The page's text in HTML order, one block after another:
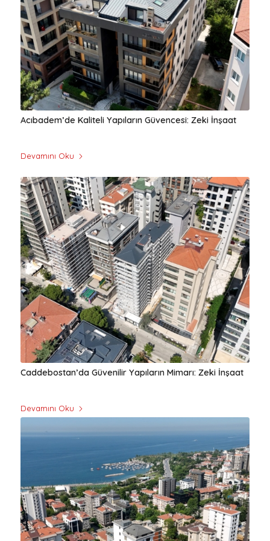
Acıbadem’de Kaliteli Yapıların Güvencesi: Zeki İnşaat
Devamını Oku
Caddebostan’da Güvenilir Yapıların Mimarı: Zeki İnşaat
Devamını Oku